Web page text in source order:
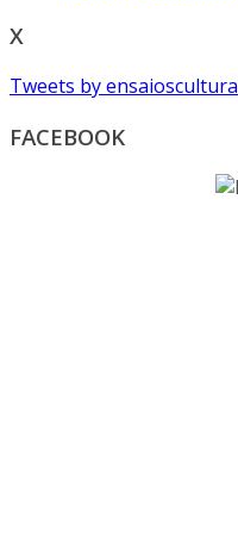
X
Tweets by ensaioscultura
FACEBOOK